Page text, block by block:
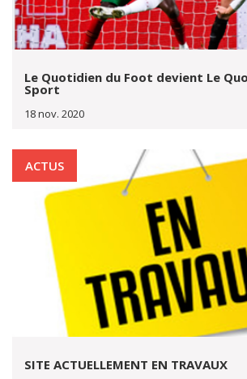
Le Quotidien du Foot devient Le
Sport
18 nov. 2020
ACTUS
SITE ACTUELLEMENT EN TRAVAUX